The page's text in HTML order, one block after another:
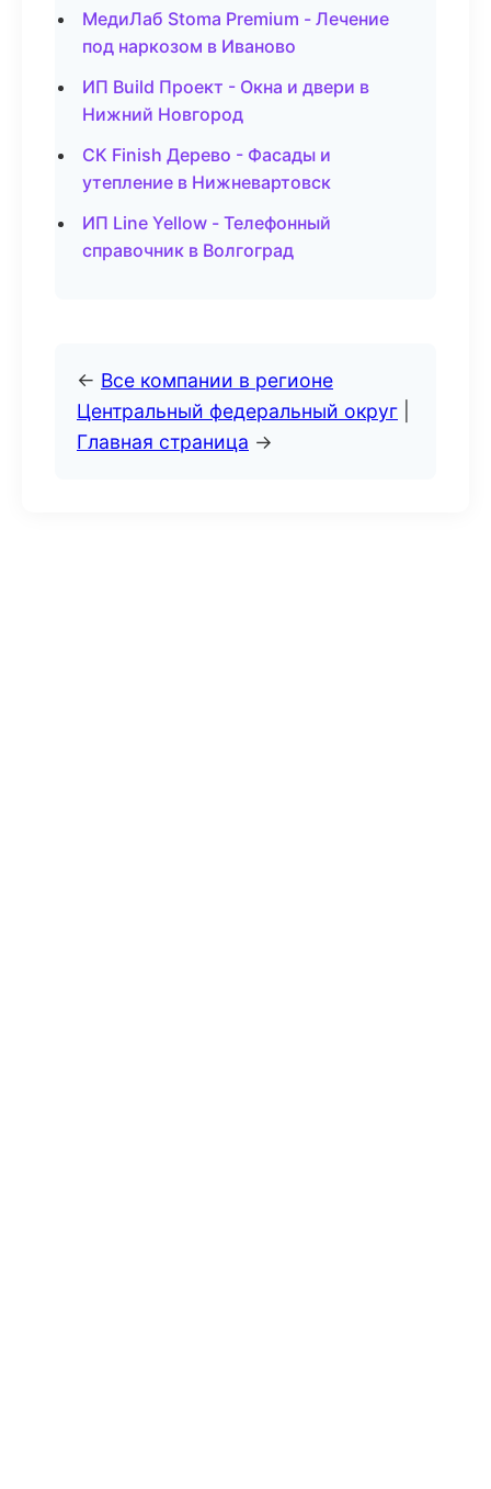
МедиЛаб Stoma Premium - Лечение
под наркозом в Иваново
ИП Build Проект - Окна и двери в
Нижний Новгород
СК Finish Дерево - Фасады и
утепление в Нижневартовск
ИП Line Yellow - Телефонный
справочник в Волгоград
← Все компании в регионе
Центральный федеральный округ
Главная страница →